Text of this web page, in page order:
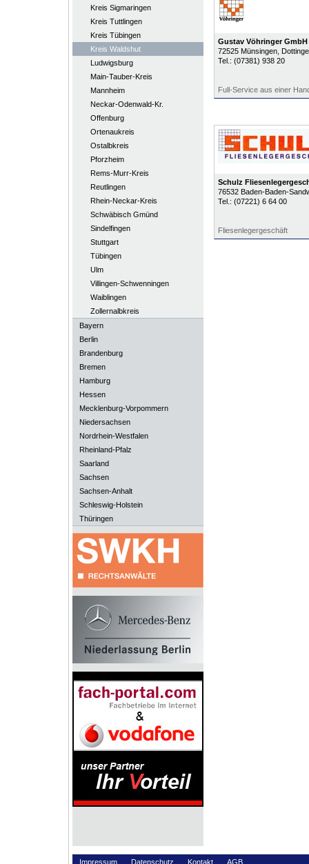
Kreis Sigmaringen
Kreis Tuttlingen
Kreis Tübingen
Kreis Waldshut
Ludwigsburg
Main-Tauber-Kreis
Mannheim
Neckar-Odenwald-Kr.
Offenburg
Ortenaukreis
Ostalbkreis
Pforzheim
Rems-Murr-Kreis
Reutlingen
Rhein-Neckar-Kreis
Schwäbisch Gmünd
Sindelfingen
Stuttgart
Tübingen
Ulm
Villingen-Schwenningen
Waiblingen
Zollernalbkreis
Bayern
Berlin
Brandenburg
Bremen
Hamburg
Hessen
Mecklenburg-Vorpommern
Niedersachsen
Nordrhein-Westfalen
Rheinland-Pfalz
Saarland
Sachsen
Sachsen-Anhalt
Schleswig-Holstein
Thüringen
Gustav Vöhringer GmbH
72525 Münsingen,
Tel.: (07381) 938 20
Full-Service aus einer
Schulz
76532 Baden-Baden-
Tel.: (07221) 6 64 00
Fliesenlegergeschäft
Impressum Datenschutz Kontakt AGB